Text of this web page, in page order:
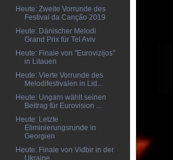
Heute: Zweite Vorrunde des
Festival da Canção 2019
Heute: Dänischer Melodi
Grand Prix für Tel Aviv
Heute: Finale von "Eurovizijos"
in Litauen
Heute: Vierte Vorrunde des
Melodifestivalen in Lid...
Heute: Ungarn wählt seinen
Beitrag für Eurovision ...
Heute: Letzte
Eliminierungsrunde in
Georgien
Heute: Finale von Vidbir in der
Ukraine